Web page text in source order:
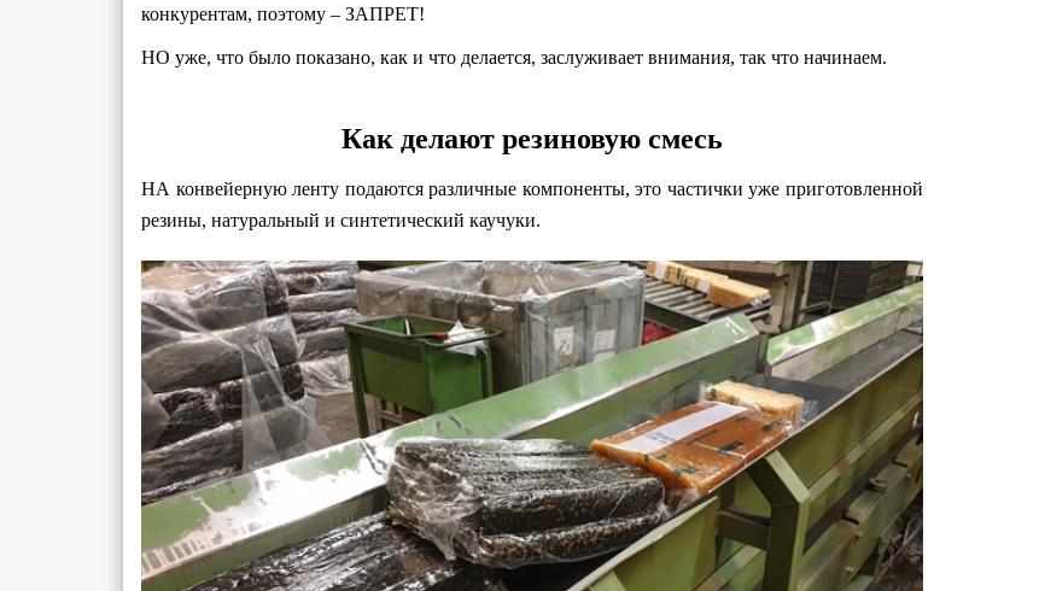
конкурентам, поэтому – ЗАПРЕТ!
НО уже, что было показано, как и что делается, заслуживает внимания, так что начинаем.
Как делают резиновую смесь
НА конвейерную ленту подаются различные компоненты, это частички уже приготовленной
резины, натуральный и синтетический каучуки.